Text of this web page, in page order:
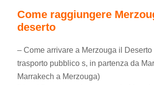
Come raggiungere
deserto
– Come arrivare a Merzouga il Deserto
trasporto pubblico s, in partenza da
Marrakech a Merzouga)